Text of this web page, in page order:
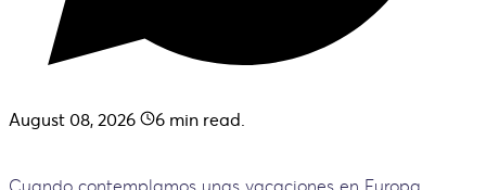
August 08, 2026 6 min read.